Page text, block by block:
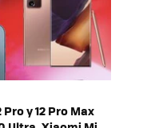
y 12 Pro Max